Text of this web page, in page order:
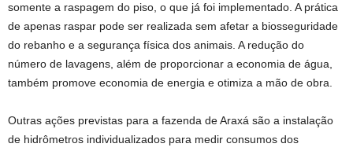
somente a raspagem do piso, o que já foi implementado. A prática
de apenas raspar pode ser realizada sem afetar a biosseguridade
do rebanho e a segurança física dos animais. A redução do
número de lavagens, além de proporcionar a economia de água,
também promove economia de energia e otimiza a mão de obra.
Outras ações previstas para a fazenda de Araxá são a instalação
de hidrômetros individualizados para medir consumos dos